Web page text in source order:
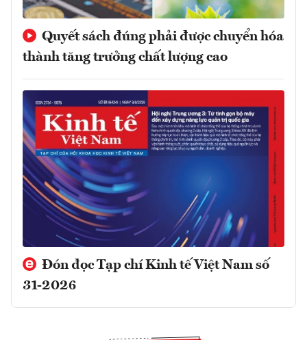
Quyết sách đúng phải được chuyển hóa
thành tăng trưởng chất lượng cao
Đón đọc Tạp chí Kinh tế Việt Nam số
31-2026